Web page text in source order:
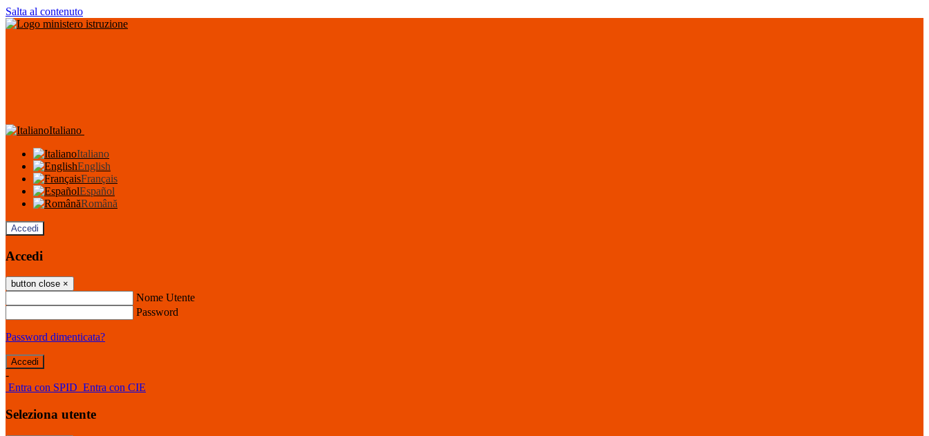
Salta al contenuto
Italiano
Italiano
English
Français
Español
Română
Accedi
Accedi
button close ×
Nome Utente
Password
Password dimenticata?
-
Entra con SPID Entra con CIE
Seleziona utente